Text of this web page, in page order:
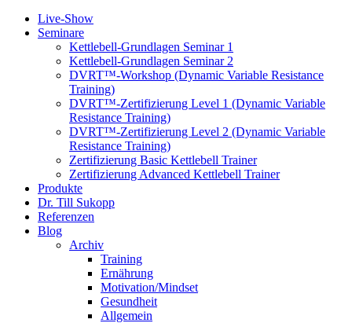
Live-Show
Seminare
Kettlebell-Grundlagen Seminar 1
Kettlebell-Grundlagen Seminar 2
DVRT™-Workshop (Dynamic Variable Resistance
Training)
DVRT™-Zertifizierung Level 1 (Dynamic Variable
Resistance Training)
DVRT™-Zertifizierung Level 2 (Dynamic Variable
Resistance Training)
Zertifizierung Basic Kettlebell Trainer
Zertifizierung Advanced Kettlebell Trainer
Produkte
Dr. Till Sukopp
Referenzen
Blog
Archiv
Training
Ernährung
Motivation/Mindset
Gesundheit
Allgemein